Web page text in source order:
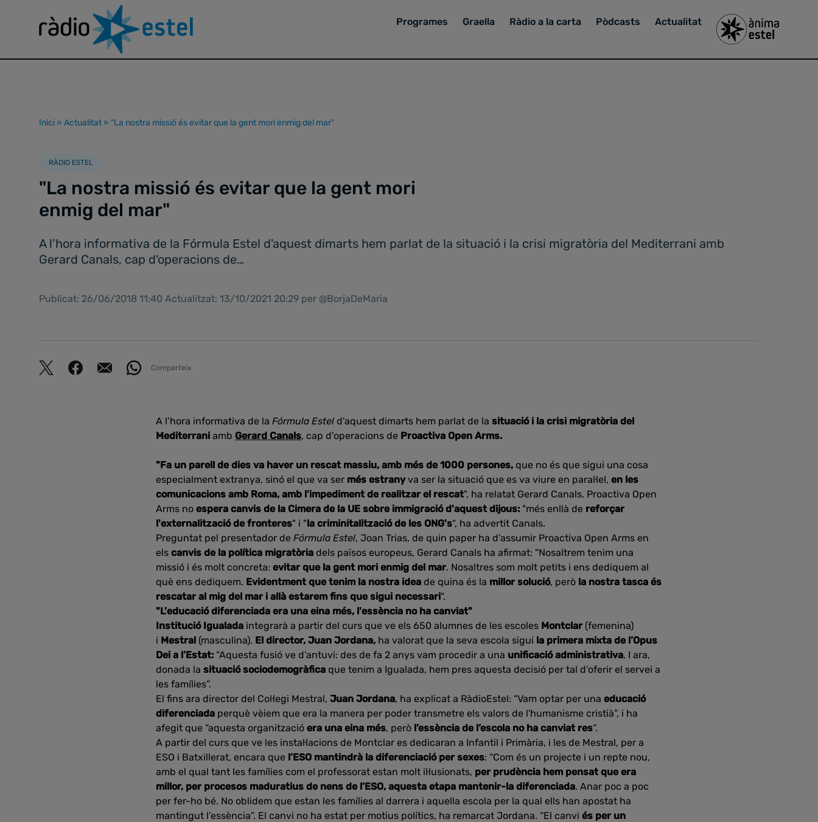
Programes Graella Ràdio a la carta Pòdcasts Actualitat
Inici » Actualitat » "La nostra missió és evitar que la gent mori enmig del mar"
RÀDIO ESTEL
"La nostra missió és evitar que la gent mori
enmig del mar"
A l’hora informativa de la Fórmula Estel d'aquest dimarts hem parlat de la situació i la crisi migratòria del Mediterrani amb
Gerard Canals, cap d'operacions de…
Publicat: 26/06/2018 11:40 Actualitzat: 13/10/2021 20:29 per @BorjaDeMaria
Comparteix
A l’hora informativa de la Fórmula Estel d'aquest dimarts hem parlat de la situació i la crisi migratòria del
Mediterrani amb Gerard Canals, cap d'operacions de Proactiva Open Arms.
"Fa un parell de dies va haver un rescat massiu, amb més de 1000 persones, que no és que sigui una cosa
especialment extranya, sinó el que va ser més estranyva ser la situació que es va viure en paral·lel, en les
comunicacions amb Roma, amb l'impediment de realitzar el rescat", ha relatat Gerard Canals. Proactiva Open
Arms no espera canvis de la Cimera de la UE sobre immigració d'aquest dijous: "més enllà de reforçar
l'externalització de fronteres" i "la criminitalització de les ONG's", ha advertit Canals.
Preguntat pel presentador de Fórmula Estel, Joan Trias, de quin paper ha d'assumir Proactiva Open Arms en
els canvis de la política migratòria dels països europeus, Gerard Canals ha afirmat: "Nosaltrem tenim una
missió i és molt concreta: evitar que la gent mori enmig del mar. Nosaltres som molt petits i ens dediquem al
què ens dediquem. Evidentment que tenim la nostra idea de quina és la millor solució, però la nostra tasca és
rescatar al mig del mar i allà estarem fins que sigui necessari".
"L'educació diferenciada era una eina més, l'essència no ha canviat"
Institució Igualada integrarà a partir del curs que ve els 650 alumnes de les escoles Montclar (femenina)
i Mestral (masculina). El director, Juan Jordana, ha valorat que la seva escola sigui la primera mixta de l’Opus
Dei a l’Estat: “Aquesta fusió ve d’antuvi: des de fa 2 anys vam procedir a una unificació administrativa. I ara,
donada la situació sociodemogràfica que tenim a Igualada, hem pres aquesta decisió per tal d’oferir el servei a
les famílies”.
El fins ara director del Col·legi Mestral, Juan Jordana, ha explicat a RàdioEstel: “Vam optar per una educació
diferenciada perquè vèiem que era la manera per poder transmetre els valors de l'humanisme cristià”, i ha
afegit que “aquesta organització era una eina més, però l’essència de l’escola no ha canviat res”.
A partir del curs que ve les instal·lacions de Montclar es dedicaran a Infantil i Primària, i les de Mestral, per a
ESO i Batxillerat, encara que l’ESO mantindrà la diferenciació per sexes: “Com és un projecte i un repte nou,
amb el qual tant les famílies com el professorat estan molt il·lusionats, per prudència hem pensat que era
millor, per procesos maduratius de nens de l’ESO, aquesta etapa mantenir-la diferenciada. Anar poc a poc
per fer-ho bé. No oblidem que estan les famílies al darrera i aquella escola per la qual ells han apostat ha
mantingut l’essència”. El canvi no ha estat per motius polítics, ha remarcat Jordana. “El canvi és per un